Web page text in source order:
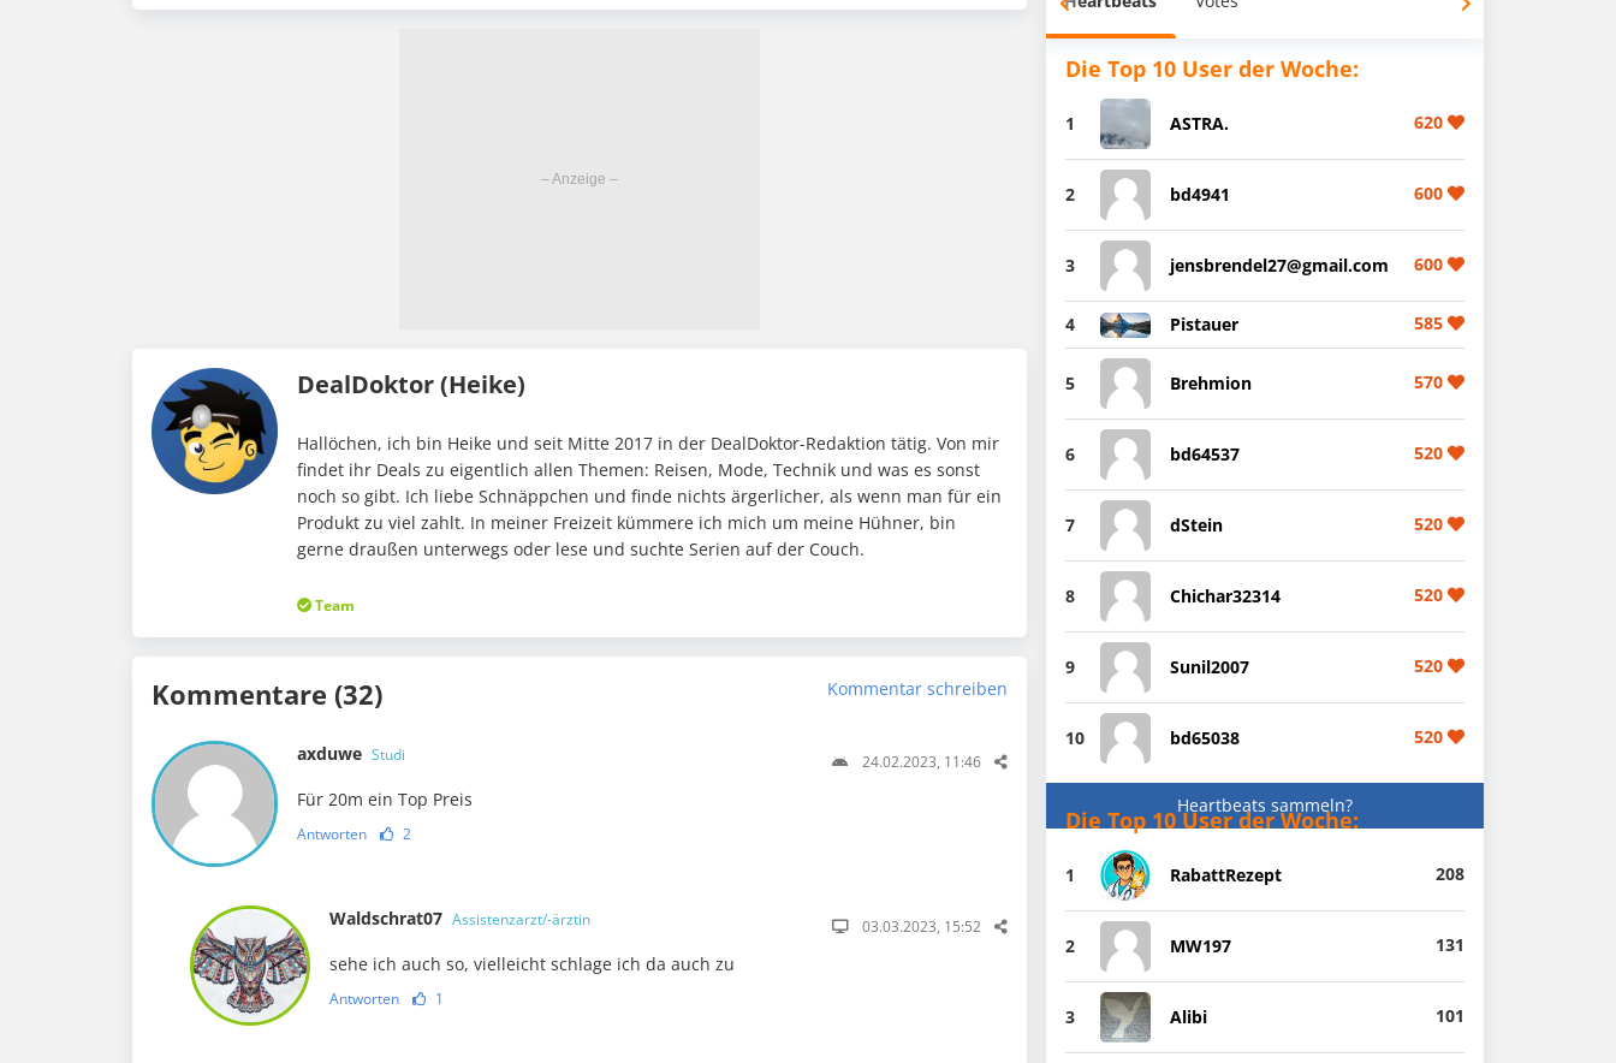
DealDoktor (Heike)
Hallöchen, ich bin Heike und seit Mitte 2017 in der DealDoktor-Redaktion tätig. Von mir
findet ihr Deals zu eigentlich allen Themen: Reisen, Mode, Technik und was es sonst
noch so gibt. Ich liebe Schnäppchen und finde nichts ärgerlicher, als wenn man für ein
Produkt zu viel zahlt. In meiner Freizeit kümmere ich mich um meine Hühner, bin
gerne draußen unterwegs oder lese und suchte Serien auf der Couch.
Team
Kommentare (32) Kommentar schreiben
axduwe Studi 24.02.2023, 11:46
Für 20m ein Top Preis
Antworten 2
Waldschrat07 Assistenzarzt/-ärztin 03.03.2023, 15:52
sehe ich auch so, vielleicht schlage ich da auch zu
Antworten 1
Die Top 10 User der Woche:
1 ASTRA. 620
2 bd4941 600
3 jensbrendel27@gmail.com 600
4 Pistauer 585
5 Brehmion 570
6 bd64537 520
7 dStein 520
8 Chichar32314 520
9 Sunil2007 520
10 bd65038 520
Heartbeats sammeln?
Die Top 10 User der Woche:
1 RabattRezept 208
2 MW197 131
3 Alibi 101